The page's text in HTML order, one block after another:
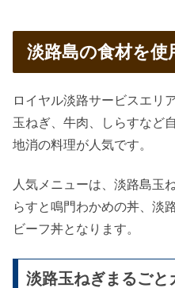
淡路島の食材を使
ロイヤル淡路サービスエリ
玉ねぎ、牛肉、しらすなど
地消の料理が人気です。
人気メニューは、淡路島玉
らすと鳴門わかめの丼、淡
ビーフ丼となります。
淡路玉ねぎまるごと